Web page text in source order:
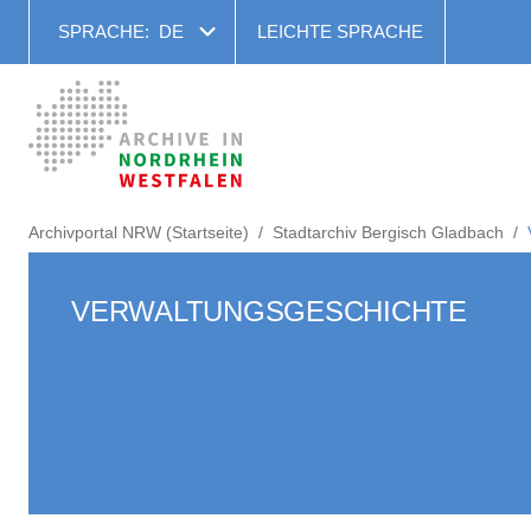
SPRACHE: DE LEICHTE SPRACHE
Archivportal NRW (Startseite) Stadtarchiv Bergisch Gladbach
VERWALTUNGSGESCHICHTE